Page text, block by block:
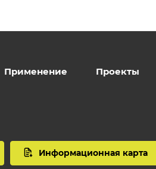
Применение Проекты
Информационная карта